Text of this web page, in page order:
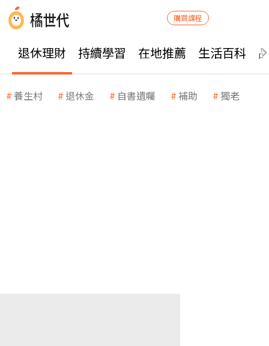
購買課程
退休理財 持續學習 在地推薦 生活百科
養生村 退休金 自書遺囑 補助 獨老